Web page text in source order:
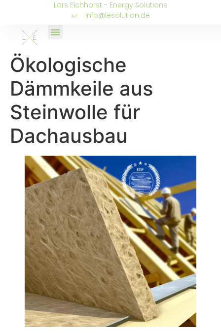
Lars Eichhorst - Energy Solutions
info@lesolution.de
Ökologische
Dämmkeile aus
Steinwolle für
Dachausbau